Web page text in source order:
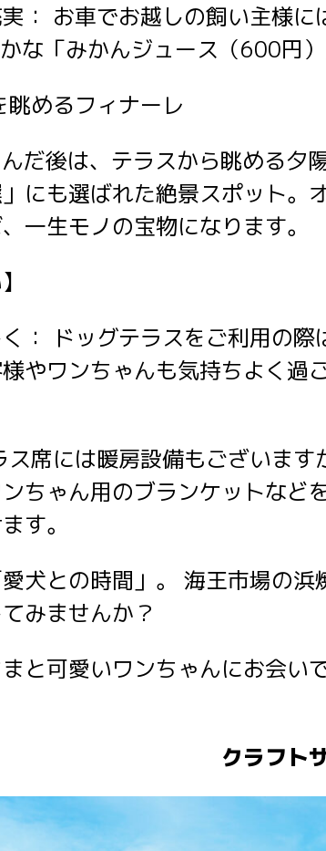
： お車でお越しの飼い主様
な「みかんジュース（600円
めるフィナーレ
だ後は、テラスから眺める夕
にも選ばれた絶景スポット。
一生モノの宝物になります。
： ドッグテラスをご利用の
やワンちゃんも気持ちよく過
席には暖房設備もございま
ちゃん用のブランケットなど
す。
愛犬との時間」。 海王市場の
みませんか？
と可愛いワンちゃんにお会い
トサーカ